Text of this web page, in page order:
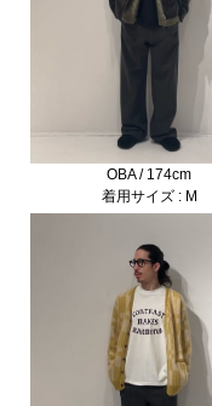
OBA / 174cm
着用サイズ : M